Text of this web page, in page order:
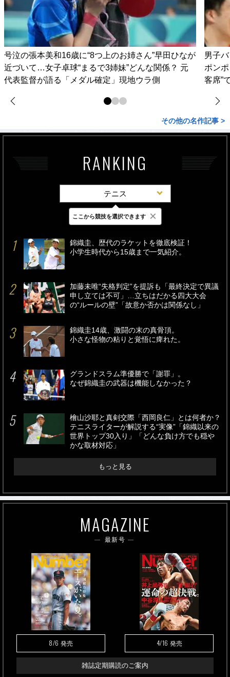
号泣の張本美和16歳に“8つ上のお姉さん”早田ひなが
近づいて…女子卓球“まるで3姉妹”どんな関係？ 元
代表監督が語る「メダル確定」現地ウラ側
男子
ポン
客席”
その他の名作記事 >
RANKING
テニス
最新 24時間 週間
錦織圭、歴代のラケットを徹底検証！
小学生時代から15歳まで一気紹介。
加藤未唯“失格判定”を提訴も「最終決定で異議
申し立ては不可」…立ちはだかる四大大会
の“ルールの壁”「故意か否かは関係なし」
錦織圭14歳、激闘の末の真骨頂。
小さな怪物の粘りと覚悟に痺れた。
グランドスラム準優勝で「謝罪」。
なぜ錦織圭の武器は機能しなかった？
檜山沙耶と真剣交際「西岡良仁」とは何者か？
テニスライターが解説する“実像”「錦織以来の
世界トップ30入り」「どんな負け方でも穏や
かな取材対応」
もっと見る
MAGAZINE
最新号
8/6 発売 4/16 発売
雑誌定期購読のご案内
ここから競技を選択できます ×